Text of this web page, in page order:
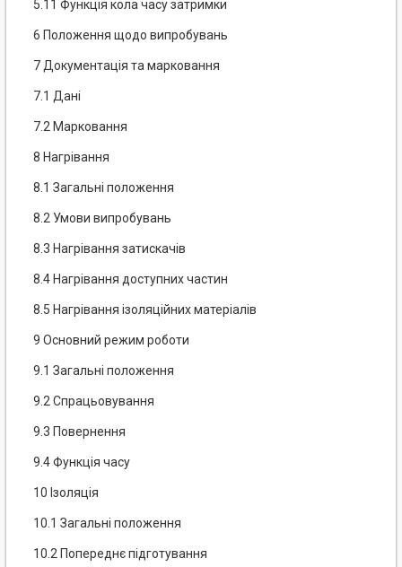
5.11 Функція кола часу затримки
6 Положення щодо випробувань
7 Документація та марковання
7.1 Дані
7.2 Марковання
8 Нагрівання
8.1 Загальні положення
8.2 Умови випробувань
8.3 Нагрівання затискачів
8.4 Нагрівання доступних частин
8.5 Нагрівання ізоляційних матеріалів
9 Основний режим роботи
9.1 Загальні положення
9.2 Спрацьовування
9.3 Повернення
9.4 Функція часу
10 Ізоляція
10.1 Загальні положення
10.2 Попереднє підготування